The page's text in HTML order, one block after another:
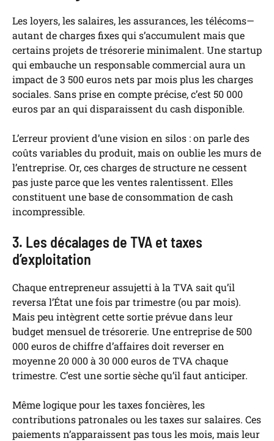
Les loyers, les salaires, les assurances, les télécoms—
autant de charges fixes qui s’accumulent mais que
certains projets de trésorerie minimalent. Une startup
qui embauche un responsable commercial aura un
impact de 3 500 euros nets par mois plus les charges
sociales. Sans prise en compte précise, c’est 50 000
euros par an qui disparaissent du cash disponible.
L’erreur provient d’une vision en silos : on parle des
coûts variables du produit, mais on oublie les murs de
l’entreprise. Or, ces charges de structure ne cessent
pas juste parce que les ventes ralentissent. Elles
constituent une base de consommation de cash
incompressible.
3. Les décalages de TVA et taxes
d’exploitation
Chaque entrepreneur assujetti à la TVA sait qu’il
reversa l’État une fois par trimestre (ou par mois).
Mais peu intègrent cette sortie prévue dans leur
budget mensuel de trésorerie. Une entreprise de 500
000 euros de chiffre d’affaires doit reverser en
moyenne 20 000 à 30 000 euros de TVA chaque
trimestre. C’est une sortie sèche qu’il faut anticiper.
Même logique pour les taxes foncières, les
contributions patronales ou les taxes sur salaires. Ces
paiements n’apparaissent pas tous les mois, mais leur